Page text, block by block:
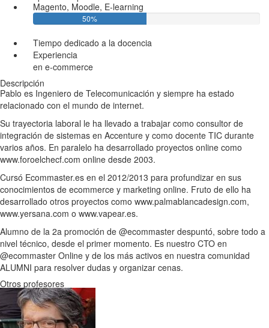
Magento, Moodle, E-learning
50%
Tiempo dedicado a la docencia
Experiencia
en e-commerce
Descripción
Pablo es Ingeniero de Telecomunicación y siempre ha estado
relacionado con el mundo de internet.
Su trayectoria laboral le ha llevado a trabajar como consultor de
integración de sistemas en Accenture y como docente TIC durante
varios años. En paralelo ha desarrollado proyectos online como
www.foroelchecf.com online desde 2003.
Cursó Ecommaster.es en el 2012/2013 para profundizar en sus
conocimientos de ecommerce y marketing online. Fruto de ello ha
desarrollado otros proyectos como www.palmablancadesign.com,
www.yersana.com o www.vapear.es.
Alumno de la 2a promoción de @ecommaster despuntó, sobre todo a
nivel técnico, desde el primer momento. Es nuestro CTO en
@ecommaster Online y de los más activos en nuestra comunidad
ALUMNI para resolver dudas y organizar cenas.
Otros profesores